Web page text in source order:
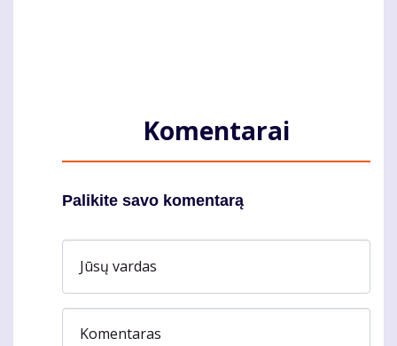
Komentarai
Palikite savo komentarą
Jūsų vardas
Komentaras